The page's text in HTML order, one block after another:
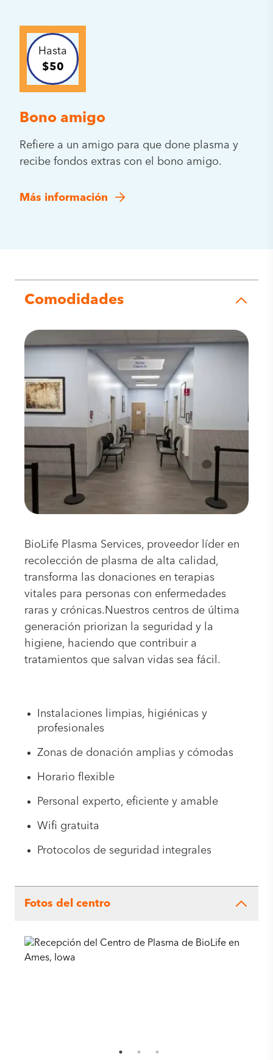
Hasta
$50
Bono amigo
Refiere a un amigo para que done plasma y
recibe fondos extras con el bono amigo.
Más información
Comodidades
BioLife Plasma Services, proveedor líder en
recolección de plasma de alta calidad,
transforma las donaciones en terapias
vitales para personas con enfermedades
raras y crónicas.Nuestros centros de última
generación priorizan la seguridad y la
higiene, haciendo que contribuir a
tratamientos que salvan vidas sea fácil.
Instalaciones limpias, higiénicas y
profesionales
Zonas de donación amplias y cómodas
Horario flexible
Personal experto, eficiente y amable
Wifi gratuita
Protocolos de seguridad integrales
Fotos del centro